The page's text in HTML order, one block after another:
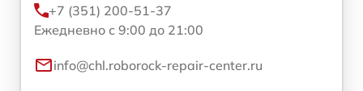
+7 (351) 200-51-37
Ежедневно с 9:00 до 21:00
info@chl.roborock-repair-center.ru